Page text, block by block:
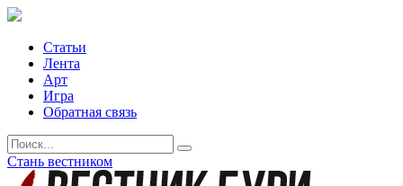
Статьи
Лента
Арт
Игра
Обратная связь
Стань вестником